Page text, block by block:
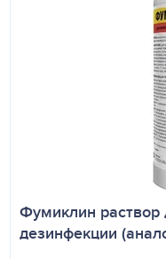
Фумиклин раствор
дезинфекции